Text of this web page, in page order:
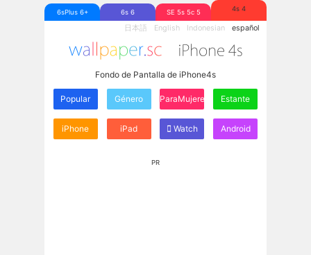
6sPlus 6+ 6s 6 SE 5s 5c 5 4s 4
日本語 English Indonesian español
Fondo de Pantalla de iPhone4s
Popular Género ParaMujeres Estante
iPhone iPad Watch Android
PR